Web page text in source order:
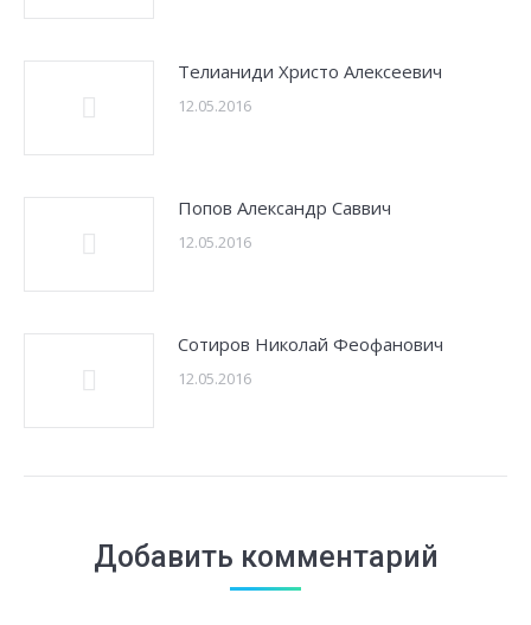
Телианиди Христо Алексеевич
12.05.2016
Попов Александр Саввич
12.05.2016
Сотиров Николай Феофанович
12.05.2016
Добавить комментарий